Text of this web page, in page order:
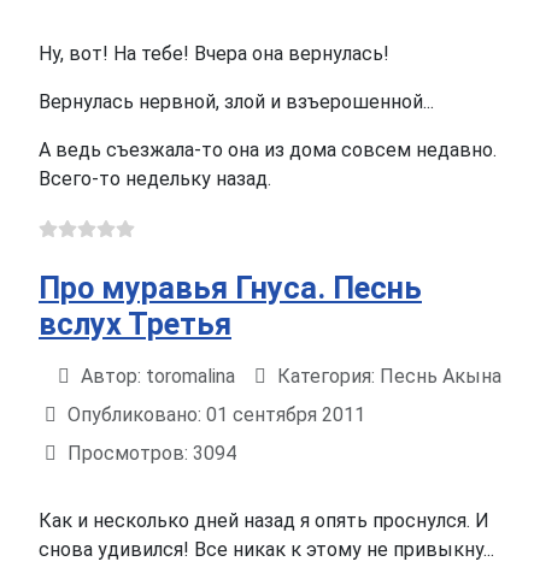
Ну, вот! На тебе! Вчера она вернулась!
Вернулась нервной, злой и взъерошенной...
А ведь съезжала-то она из дома совсем недавно.
Всего-то недельку назад.
Про муравья Гнуса. Песнь
вслух Третья
Автор: toromalina Категория: Песнь Акына
Опубликовано: 01 сентября 2011
Просмотров: 3094
Как и несколько дней назад я опять проснулся. И
снова удивился! Все никак к этому не привыкну...